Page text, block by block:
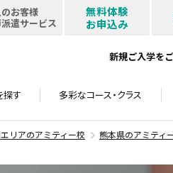
お客様
遣サービス
無料体験
お申込み
新規ご入学を
探す 多彩なコース・クラス
リアのアミティー校 熊本県のアミティ